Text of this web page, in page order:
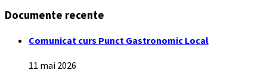
Documente recente
Comunicat curs Punct Gastronomic Local
11 mai 2026